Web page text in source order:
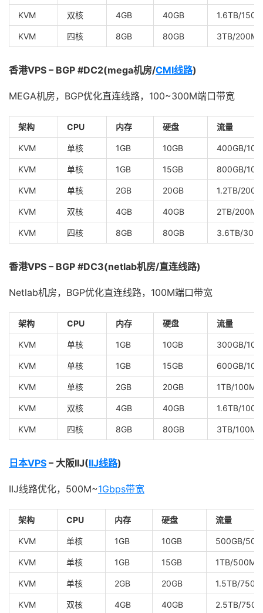
KVM 双核 4GB 40GB 1.6TB/
KVM 四核 8GB 80GB 3TB/
香港VPS – BGP #DC2(mega机房/CMI线路)
MEGA机房，BGP优化直连线路，100~300M端口带宽
架构 CPU 内存 硬盘 流量
KVM 单核 1GB 10GB 400GB/
KVM 单核 1GB 15GB 800GB/
KVM 单核 2GB 20GB 1.2TB/
KVM 双核 4GB 40GB 2TB/
KVM 四核 8GB 80GB 3.6TB/
香港VPS – BGP #DC3(netlab机房/直连线路)
Netlab机房，BGP优化直连线路，100M端口带宽
架构 CPU 内存 硬盘 流量
KVM 单核 1GB 10GB 300GB/
KVM 单核 1GB 15GB 600GB/
KVM 单核 2GB 20GB 1TB/
KVM 双核 4GB 40GB 1.6TB/
KVM 四核 8GB 80GB 3TB/
日本VPS – 大阪IIJ(IIJ线路)
IIJ线路优化，500M~1Gbps带宽
架构 CPU 内存 硬盘 流量
KVM 单核 1GB 10GB 500GB/
KVM 单核 1GB 15GB 1TB/
KVM 单核 2GB 20GB 1.5TB/
KVM 双核 4GB 40GB 2.5TB/